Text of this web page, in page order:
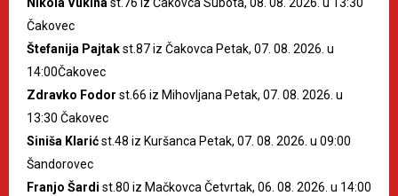
Čakovec
Štefanija Pajtakst.87 iz Čakovca Petak, 07. 08. 2026. u
14:00Čakovec
Zdravko Fodor st.66 iz Mihovljana Petak, 07. 08. 2026. u
13:30 Čakovec
Siniša Klarićst.48 iz Kuršanca Petak, 07. 08. 2026. u 09:00
Šandorovec
Franjo Šardi st.80 iz Mačkovca Četvrtak, 06. 08. 2026. u 14:00